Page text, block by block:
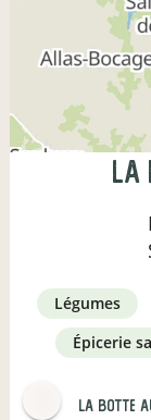
LA
légumes
épicerie
LA BOTTE